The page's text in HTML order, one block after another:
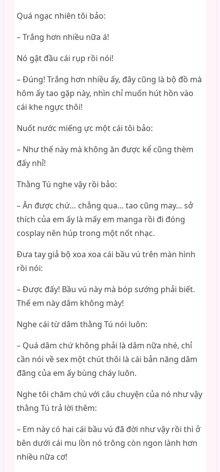
Quá ngạc nhiên tôi bảo:
– Trắng hơn nhiều nữa á!
Nó gật đầu cái rụp rồi nói!
– Đúng! Trắng hơn nhiều ấy, đây cũng là bộ đồ mà
hôm ấy tao gặp này, nhìn chỉ muốn hút hồn vào
cái khe ngực thôi!
Nuốt nước miếng ực một cái tôi bảo:
– Như thế này mà không ăn được kể cũng thèm
đấy nhỉ!
Thằng Tú nghe vậy rồi bảo:
– Ăn được chứ… chẳng qua… tao cũng may… sở
thích của em ấy là mấy em manga rồi đi đóng
cosplay nên húp trong một nốt nhạc.
Đưa tay giả bộ xoa xoa cái bầu vú trên màn hình
rồi nói:
– Được đấy! Bầu vú này mà bóp sướng phải biết.
Thế em này dâm không mày!
Nghe cái từ dâm thằng Tú nói luôn:
– Quá dâm chứ không phải là dâm nữa nhé, chỉ
cần nói về sex một chút thôi là cái bản năng dâm
đãng của em ấy bùng cháy luôn.
Nghe tôi chăm chú với câu chuyện của nó như vậy
thằng Tú trả lời thêm:
– Em này có hai cái bầu vú đã đời như vậy rồi thì ở
bên dưới cái mu lồn nó trông còn ngon lành hơn
nhiều nữa cơ!